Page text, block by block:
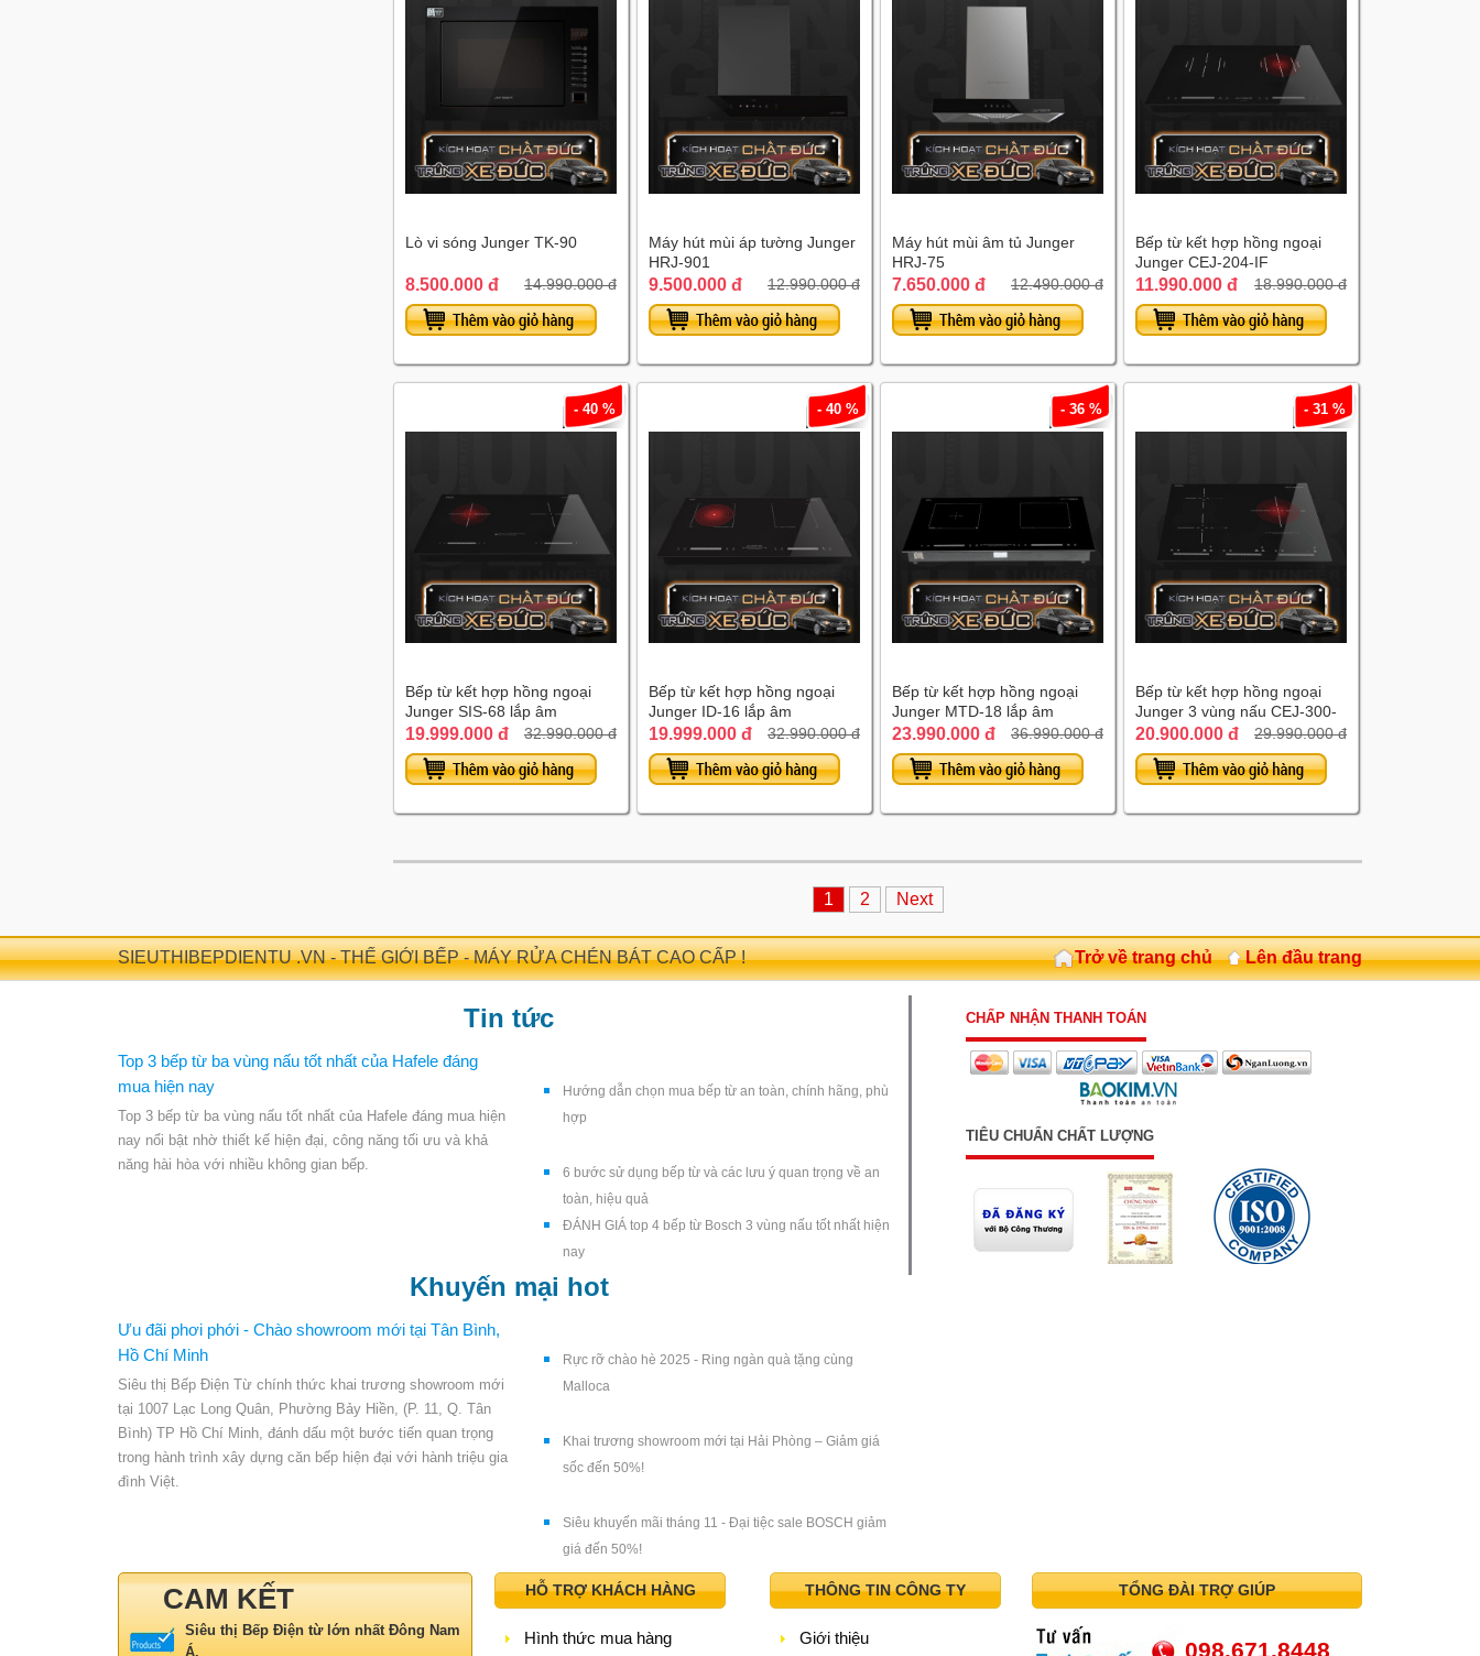
Lò vi sóng Junger TK-90
8.500.000 đ 14.990.000 đ
Máy hút mùi áp tường Junger
HRJ-901
9.500.000 đ 12.990.000 đ
Máy hút mùi âm tủ Junger
HRJ-75
7.650.000 đ 12.490.000 đ
Bếp từ kết hợp hồng ngoại
Junger CEJ-204-IF
11.990.000 đ 18.990.000 đ
- 40 %
Bếp từ kết hợp hồng ngoại
Junger SIS-68 lắp âm
19.999.000 đ 32.990.000 đ
- 40 %
Bếp từ kết hợp hồng ngoại
Junger ID-16 lắp âm
19.999.000 đ 32.990.000 đ
- 36 %
Bếp từ kết hợp hồng ngoại
Junger MTD-18 lắp âm
23.990.000 đ 36.990.000 đ
- 31 %
Bếp từ kết hợp hồng ngoại
Junger 3 vùng nấu CEJ-300-
IIF lắp âm
20.900.000 đ 29.990.000 đ
1 2 Next
SIEUTHIBEPDIENTU .VN - THẾ GIỚI BẾP - MÁY RỬA CHÉN BÁT CAO CẤP ! Lên đầu trang
Trở về trang chủ
Tin tức
Top 3 bếp từ ba vùng nấu tốt nhất của Hafele đáng
mua hiện nay
Top 3 bếp từ ba vùng nấu tốt nhất của Hafele đáng mua hiện
nay nổi bật nhờ thiết kế hiện đại, công năng tối ưu và khả
năng hài hòa với nhiều không gian bếp.
Hướng dẫn chọn mua bếp từ an toàn, chính hãng, phù
hợp
6 bước sử dụng bếp từ và các lưu ý quan trọng về an
toàn, hiệu quả
ĐÁNH GIÁ top 4 bếp từ Bosch 3 vùng nấu tốt nhất hiện
nay
Khuyến mại hot
Ưu đãi phơi phới - Chào showroom mới tại Tân Bình,
Hồ Chí Minh
Siêu thị Bếp Điện Từ chính thức khai trương showroom mới
tại 1007 Lạc Long Quân, Phường Bảy Hiền, (P. 11, Q. Tân
Bình) TP Hồ Chí Minh, đánh dấu một bước tiến quan trọng
trong hành trình xây dựng căn bếp hiện đại với hành triệu gia
đình Việt.
Rực rỡ chào hè 2025 - Ring ngàn quà tặng cùng
Malloca
Khai trương showroom mới tại Hải Phòng – Giảm giá
sốc đến 50%!
Siêu khuyến mãi tháng 11 - Đại tiệc sale BOSCH giảm
giá đến 50%!
CHẤP NHẬN THANH TOÁN
TIÊU CHUẨN CHẤT LƯỢNG
CAM KẾT
Siêu thị Bếp Điện từ lớn nhất Đông Nam
Á.
HỖ TRỢ KHÁCH HÀNG
Hình thức mua hàng
THÔNG TIN CÔNG TY
Giới thiệu
TỔNG ĐÀI TRỢ GIÚP
098.671.8448